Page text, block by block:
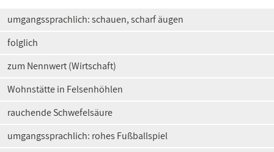
umgangssprachlich: schauen, scharf äugen
folglich
zum Nennwert (Wirtschaft)
Wohnstätte in Felsenhöhlen
rauchende Schwefelsäure
umgangssprachlich: rohes Fußballspiel